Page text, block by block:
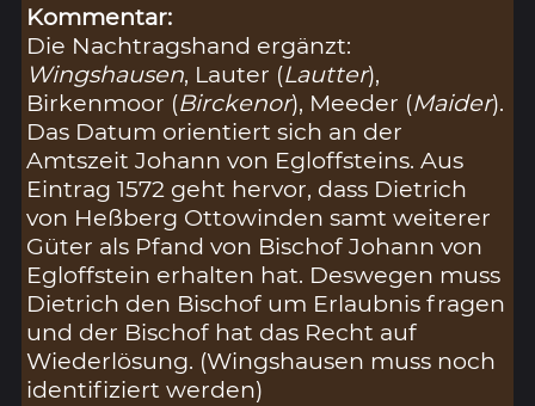
Kommentar:
Die Nachtragshand ergänzt:
Wingshausen, Lauter (Lautter),
Birkenmoor (Birckenor), Meeder (Maider).
Das Datum orientiert sich an der
Amtszeit Johann von Egloffsteins. Aus
Eintrag 1572 geht hervor, dass Dietrich
von Heßberg Ottowinden samt weiterer
Güter als Pfand von Bischof Johann von
Egloffstein erhalten hat. Deswegen muss
Dietrich den Bischof um Erlaubnis fragen
und der Bischof hat das Recht auf
Wiederlösung. (Wingshausen muss noch
identifiziert werden)